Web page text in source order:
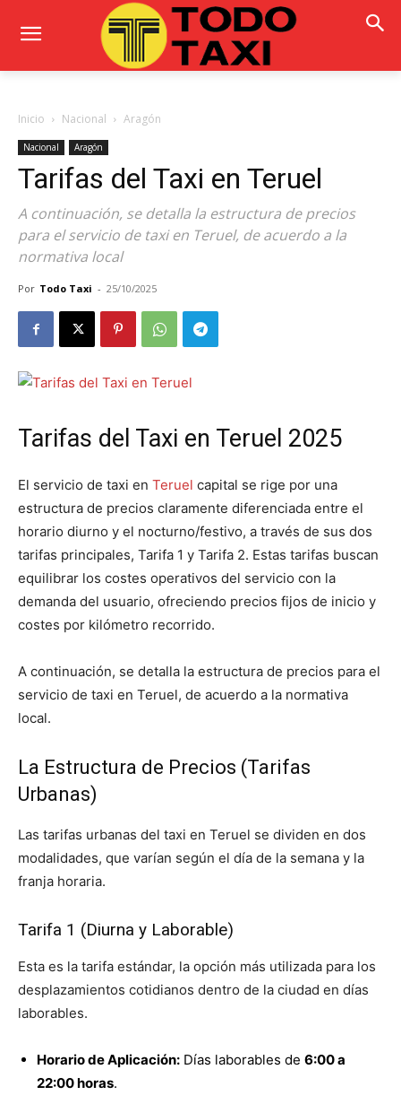
Inicio Nacional Aragón
Nacional Aragón
Tarifas del Taxi en Teruel
A continuación, se detalla la estructura de precios
para el servicio de taxi en Teruel, de acuerdo a la
normativa local
Por Todo Taxi - 25/10/2025
Tarifas del Taxi en Teruel 2025
El servicio de taxi en Teruel capital se rige por una
estructura de precios claramente diferenciada entre el
horario diurno y el nocturno/festivo, a través de sus dos
tarifas principales, Tarifa 1 y Tarifa 2. Estas tarifas buscan
equilibrar los costes operativos del servicio con la
demanda del usuario, ofreciendo precios fijos de inicio y
costes por kilómetro recorrido.
A continuación, se detalla la estructura de precios para el
servicio de taxi en Teruel, de acuerdo a la normativa
local.
La Estructura de Precios (Tarifas
Urbanas)
Las tarifas urbanas del taxi en Teruel se dividen en dos
modalidades, que varían según el día de la semana y la
franja horaria.
Tarifa 1 (Diurna y Laborable)
Esta es la tarifa estándar, la opción más utilizada para los
desplazamientos cotidianos dentro de la ciudad en días
laborables.
Horario de Aplicación: Días laborables de 6:00 a
22:00 horas.